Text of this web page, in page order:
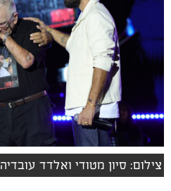
צילום: סיון מטודי ואלדד עובדיה